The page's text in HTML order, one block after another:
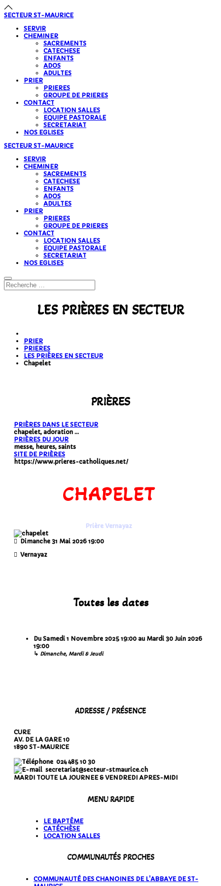
SECTEUR ST-MAURICE
SERVIR
CHEMINER
SACREMENTS
CATECHESE
ENFANTS
ADOS
ADULTES
PRIER
PRIERES
GROUPE DE PRIERES
CONTACT
LOCATION SALLES
EQUIPE PASTORALE
SECRETARIAT
NOS EGLISES
SECTEUR ST-MAURICE
SERVIR
CHEMINER
SACREMENTS
CATECHESE
ENFANTS
ADOS
ADULTES
PRIER
PRIERES
GROUPE DE PRIERES
CONTACT
LOCATION SALLES
EQUIPE PASTORALE
SECRETARIAT
NOS EGLISES
LES PRIÈRES EN SECTEUR
PRIER
PRIERES
LES PRIÈRES EN SECTEUR
Chapelet
PRIÈRES
PRIÈRES DANS LE SECTEUR
chapelet, adoration ...
PRIÈRES DU JOUR
messe, heures, saints
SITE DE PRIÈRES
https://www.prieres-catholiques.net/
CHAPELET
Prière Vernayaz
Dimanche 31 Mai 2026 19:00
Vernayaz
Toutes les dates
Du Samedi 1 Novembre 2025 19:00 au Mardi 30 Juin 2026
19:00
↳ Dimanche, Mardi & Jeudi
ADRESSE / PRÉSENCE
CURE
AV. DE LA GARE 10
1890 ST-MAURICE
024 485 10 30
secretariat@secteur-stmaurice.ch
MARDI TOUTE LA JOURNEE & VENDREDI APRES-MIDI
MENU RAPIDE
LE BAPTÊME
CATÉCHÈSE
LOCATION SALLES
COMMUNAUTÉS PROCHES
COMMUNAUTÉ DES CHANOINES DE L'ABBAYE DE ST-